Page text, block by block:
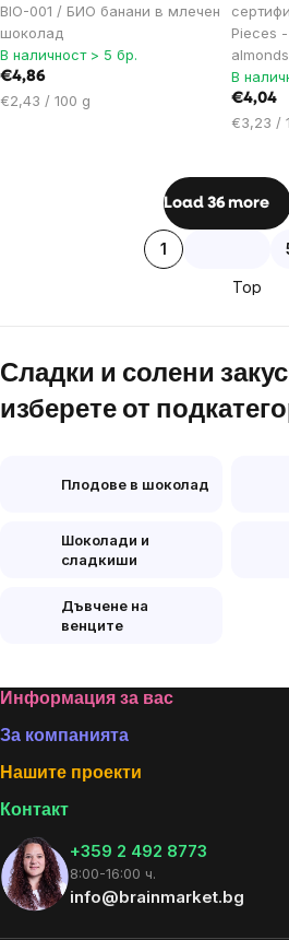
BIO-001 / БИО банани в млечен
шоколад
В наличност > 5 бр.
€4,86
Цена
€2,43 / 100 g
Pieces
almonds
В
€4,04
Цена
€3,23 /
Listing
Load 36 more
Pagination
1
Top
Сладки и солени
изберете от
Плодове в шоколад
Шоколади и
сладкиши
Дъвчене на
венците
Footer
Информация за вас
За компанията
Нашите проекти
Контакт
+359 2 492 8773
8:00-16:00 ч.
info@brainmarket.bg